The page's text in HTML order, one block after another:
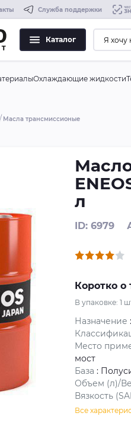
Служба поддержки
Каталог
Охлаждающие жидкости
Масла трансмиссионые
л
ID: 6979
Коротко о
В упаковке:1
Назначение
Место
мост
База :
Объем (л)/
Вязкость
Все